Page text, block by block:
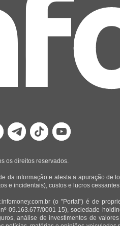
os direitos reservados.
da informação e atesta a apuração de
e incidentais), custos e lucros cessantes.
(o "Portal") é de
09.163.677/0001-15), sociedade
análise de investimentos de